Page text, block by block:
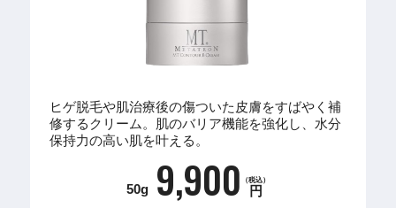
ヒゲ脱毛や肌治療後の傷ついた皮膚をすばやく補
修するクリーム。肌のバリア機能を強化し、水分
保持力の高い肌を叶える。
50g 9,900 （税込）
円